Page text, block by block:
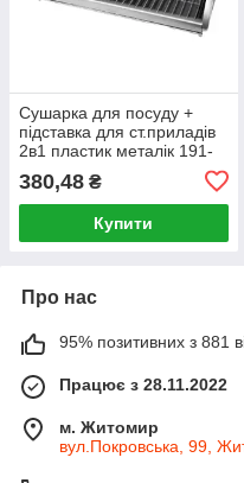
Сушарка для посуду +
підставка для ст.приладів
2в1 пластик металік 191-
380,48 ₴
Купити
Про нас
95% позитивних з 881
Працює з 28.11.2022
м. Житомир
вул.Покровська, 99,